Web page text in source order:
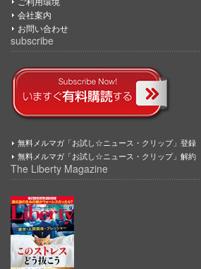
会社案内
お問い合わせ
subscribe
無料メルマガ「お試し☆ニュース・クリップ」登録
無料メルマガ「お試し☆ニュース・クリップ」解約
The Liberty Magazine